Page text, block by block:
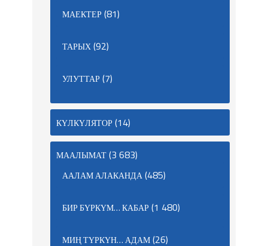
МАЕКТЕР(81)
ТАРЫХ(92)
УЛУТТАР(7)
КҮЛКҮЛЯТОР(14)
МААЛЫМАТ(3 683)
ААЛАМ АЛАКАНДА(485)
БИР БҮРКҮМ… КАБАР(1 480)
МИҢ ТҮРКҮН… АДАМ(26)